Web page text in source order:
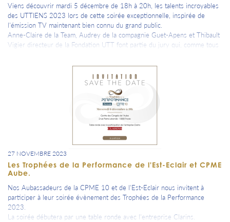
Viens découvrir mardi 5 décembre de 18h à 20h, les talents incroyables
des UTTIENS 2023 lors de cette soirée exceptionnelle, inspirée de
l'émission TV maintenant bien connu du grand public.
Anne-Claire de la Team, Audrey de la compagnie Guet-Apens et Thibault
Vigier directeur de la Fondation UTT font partie du jury qui, comme tous
sur la scène de l'Amphi 500 Adnot de l'UTT.
27 NOVEMBRE 2023
Les Trophées de la Performance de l'Est-Eclair et CPME
Aube.
Nos Aubassadeurs de la CPME 10 et de l'Est-Eclair nous invitent à
participer à leur soirée évènement des Trophées de la Performance
2023.
La soirée débutera par une table ronde avec l'entreprise Clarins.